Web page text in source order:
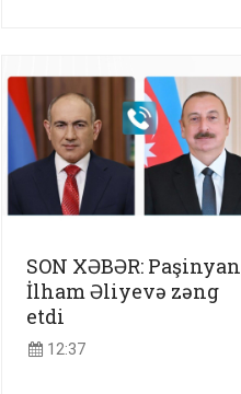
SON XƏBƏR: Paşinyan
İlham Əliyevə zəng
etdi
12:37